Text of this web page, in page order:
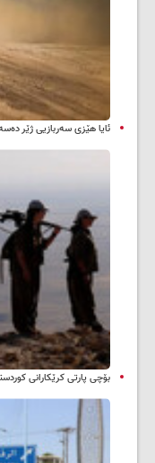
ئایا هێزی سەربازیی ژێر
بۆچی پارتی کرێکارانی